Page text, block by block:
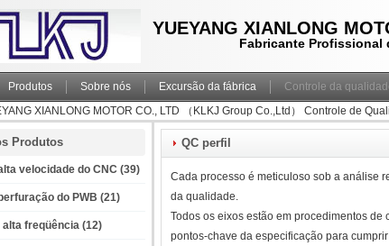
YUEYANG XIANLONG
Fabricante Profissional
Produtos Sobre nós Excursão da fábrica Controle da
XIANLONG MOTOR CO., LTD （KLKJ Group Co.,Ltd） Controle de
Produtos
velocidade do CNC (39)
do PWB (21)
alta freqüência (12)
QC perfil
Cada processo é meticuloso sob a análise
da qualidade.
Todos os eixos estão em procedimentos
pontos-chave da especificação para